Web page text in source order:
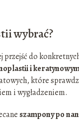
wybrać?
przejść do
i
które
i wygładzeniem.
szampony po